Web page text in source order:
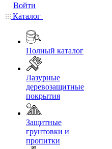
Войти
Каталог
Полный каталог
Лазурные
деревозащитные
покрытия
Защитные
грунтовки и
пропитки